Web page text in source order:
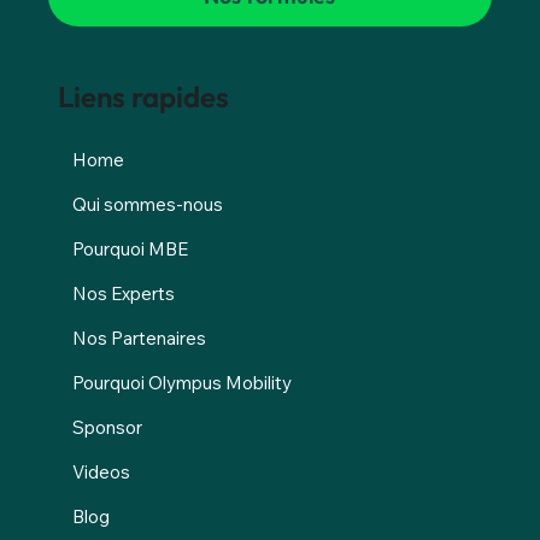
Liens rapides
Home
Qui sommes-nous
Pourquoi MBE
Nos Experts
Nos Partenaires
Pourquoi Olympus Mobility
Sponsor
Videos
Blog